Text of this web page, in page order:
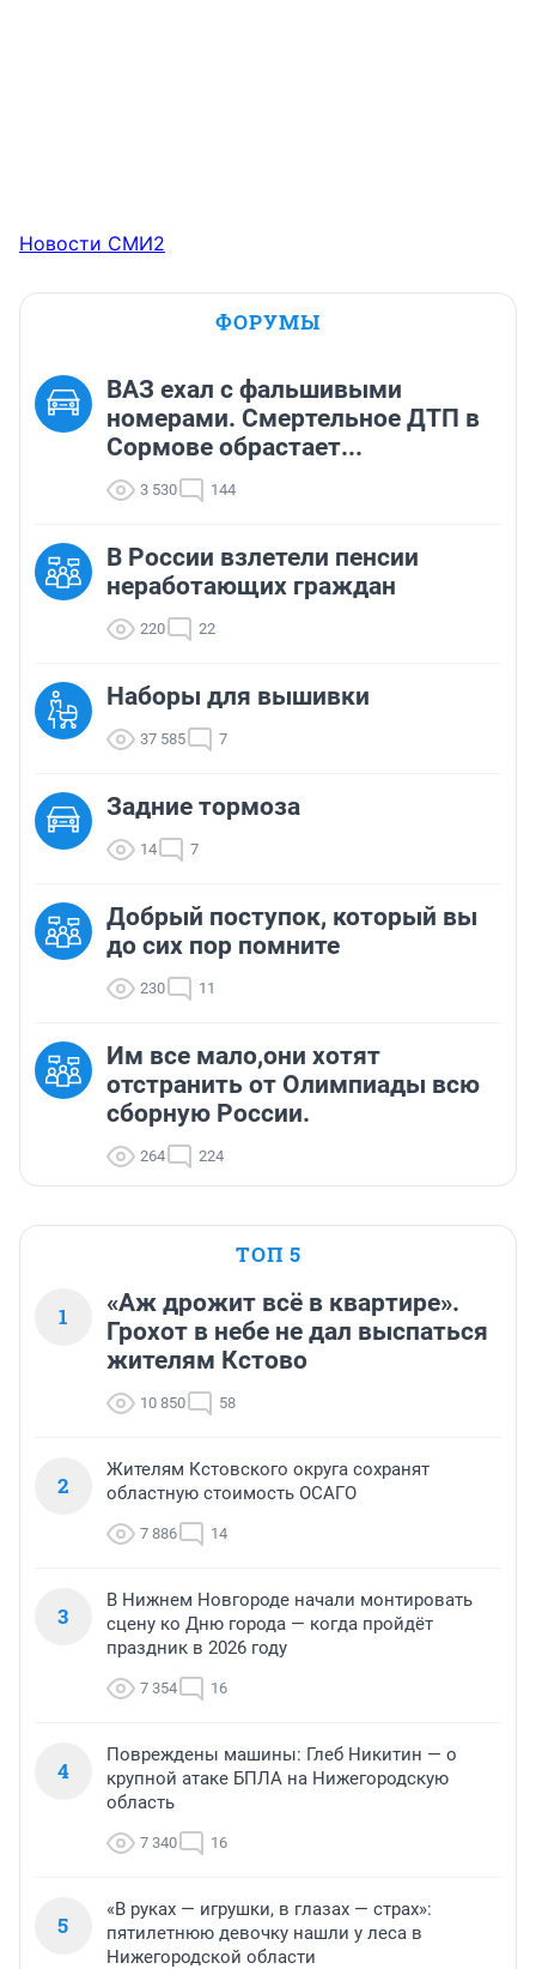
Новости СМИ2
ФОРУМЫ
ВАЗ ехал с фальшивыми
номерами. Смертельное ДТП в
Сормове обрастает...
3 530 144
В России взлетели пенсии
неработающих граждан
220 22
Наборы для вышивки
37 585 7
Задние тормоза
14 7
Добрый поступок, который вы
до сих пор помните
230 11
Им все мало,они хотят
отстранить от Олимпиады всю
сборную России.
264 224
ТОП 5
1
«Аж дрожит всё в квартире».
Грохот в небе не дал выспаться
жителям Кстово
10 850 58
2
Жителям Кстовского округа сохранят
областную стоимость ОСАГО
7 886 14
3
В Нижнем Новгороде начали монтировать
сцену ко Дню города — когда пройдёт
праздник в 2026 году
7 354 16
4
Повреждены машины: Глеб Никитин — о
крупной атаке БПЛА на Нижегородскую
область
7 340 16
5
«В руках — игрушки, в глазах — страх»:
пятилетнюю девочку нашли у леса в
Нижегородской области